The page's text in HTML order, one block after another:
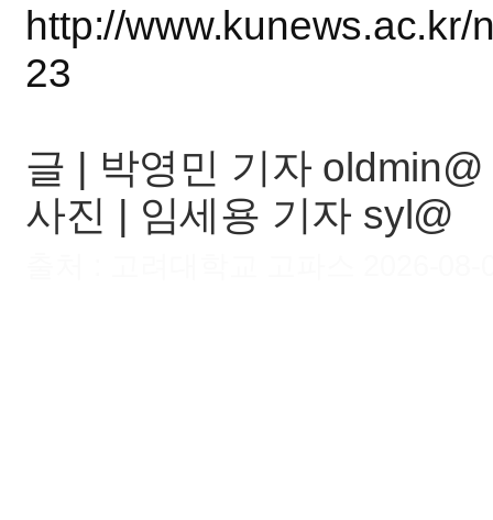
http://
23
글 | 박영민 기자 oldmin@
사진 | 임세용 기자 syl@